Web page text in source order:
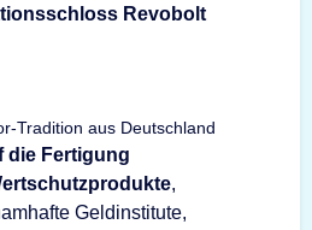
Revobolt
Tradition aus Deutschland
die Fertigung
,
Geldinstitute,